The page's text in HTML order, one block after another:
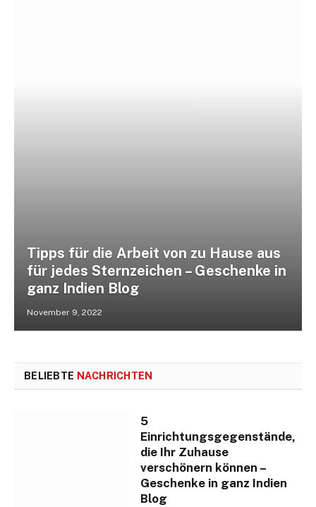
Tipps für die Arbeit von zu Hause aus
für jedes Sternzeichen – Geschenke in
ganz Indien Blog
November 9, 2022
BELIEBTE NACHRICHTEN
5
Einrichtungsgegenstände,
die Ihr Zuhause
verschönern können –
Geschenke in ganz Indien
Blog